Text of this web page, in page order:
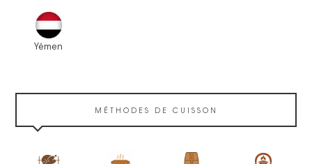
Yémen
MÉTHODES DE CUISSON